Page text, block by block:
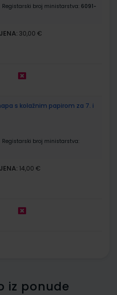
Registarski broj ministarstva: 6091-
30,00 €
s kolažnim papirom za 7. i
Registarski broj ministarstva:
14,00 €
iz ponude